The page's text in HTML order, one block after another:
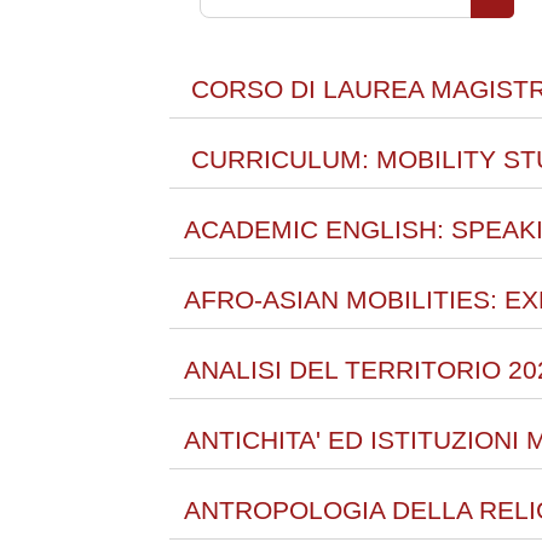
CORSO DI LAUREA
CURRICULUM: MOBILITY
ACADEMIC ENGLISH:
AFRO-ASIAN MOBILITIES:
ANALISI DEL TERRITORIO
ANTICHITA' ED ISTITUZIONI
ANTROPOLOGIA DELLA